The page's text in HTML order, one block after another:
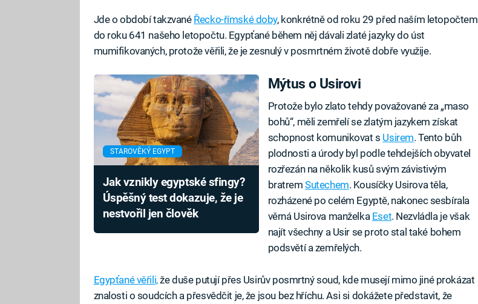
Jde o období takzvané Řecko-římské doby, konkrétně od roku 29 před naším letopočtem
do roku 641 našeho letopočtu. Egypťané během něj dávali zlaté jazyky do úst
mumifikovaných, protože věřili, že je zesnulý v posmrtném životě dobře využije.
STAROVĚKÝ EGYPT
Jak vznikly egyptské sfingy?
Úspěšný test dokazuje, že je
nestvořil jen člověk
Mýtus o Usirovi
Protože bylo zlato tehdy považované za „maso
bohů“, měli zemřelí se zlatým jazykem získat
schopnost komunikovat s Usirem. Tento bůh
plodnosti a úrody byl podle tehdejších obyvatel
rozřezán na několik kusů svým závistivým
bratremSutechem. Kousíčky Usirova těla,
rozházené po celém Egyptě, nakonec sesbírala
věrná Usirova manželka Eset. Nezvládla je však
najít všechny a Usir se proto stal také bohem
podsvětí a zemřelých.
Egypťané věřili,že duše putují přes Usirův posmrtný soud, kde musejí mimo jiné prokázat
znalosti o soudcích a přesvědčit je, že jsou bez hříchu. Asi si dokážete představit, že